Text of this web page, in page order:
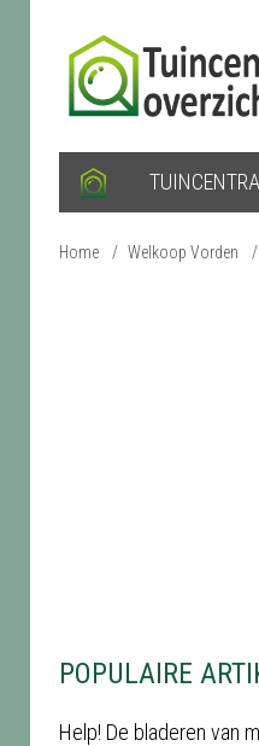
TUINCENTRA
Home / Welkoop Vorden /
POPULAIRE
Help! De bladeren van